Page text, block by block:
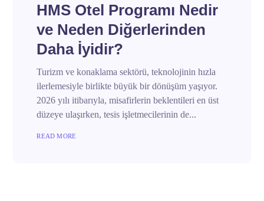
HMS Otel Programı Nedir
ve Neden Diğerlerinden
Daha İyidir?
Turizm ve konaklama sektörü, teknolojinin hızla
ilerlemesiyle birlikte büyük bir dönüşüm yaşıyor.
2026 yılı itibarıyla, misafirlerin beklentileri en üst
düzeye ulaşırken, tesis işletmecilerinin de...
READ MORE